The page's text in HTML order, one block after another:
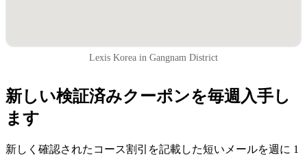
Lexis Korea in Gangnam District
新しい検証済みクーポンを毎週入手し
ます
新しく確認されたコース割引を記載した短いメールを週に 1